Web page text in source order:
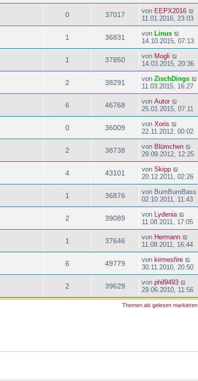
0 37017 von EEPX2016
11.01.2016, 23:03
1 36831 von Linus
14.10.2015, 07:13
1 37850 von Mogli
14.03.2015, 20:36
2 38291 von ZischDings
11.03.2015, 16:27
6 46768 von Autor
25.01.2015, 07:11
0 36009 von Xoris
22.11.2012, 00:02
2 38738 von Blümchen
29.09.2012, 12:25
4 43101 von Skipp
20.12.2011, 02:26
1 36876 von BumBumBass
02.10.2011, 11:43
2 39089 von
Lydenia
11.08.2011, 17:05
1 37646 von Hermann
11.08.2011, 16:44
6 49779 von kirmesfire
30.11.2010, 20:50
2 39629 von phil9493
29.06.2010, 11:56
Themen als gelesen markieren